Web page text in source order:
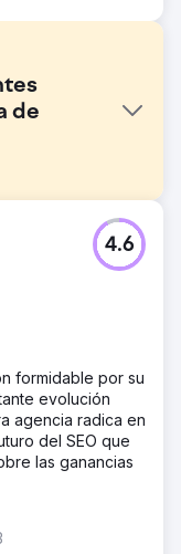
de
líder de
captación de
SEO completa
(blogs,
que
Rediseñamos el
el texto,
para SEO y
locales,
de SEO.
4.6
formidable por su
evolución
agencia radica en
del SEO que
las ganancias